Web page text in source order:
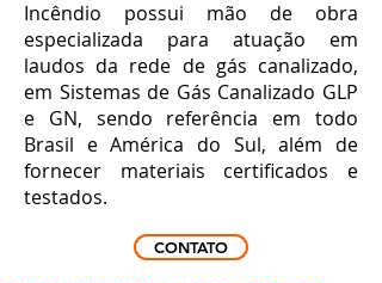
Incêndio possui mão de obra
especializada para atuação em
laudos da rede de gás canalizado,
em Sistemas de Gás Canalizado GLP
e GN, sendo referência em todo
Brasil e América do Sul, além de
fornecer materiais certificados e
testados.
CONTATO